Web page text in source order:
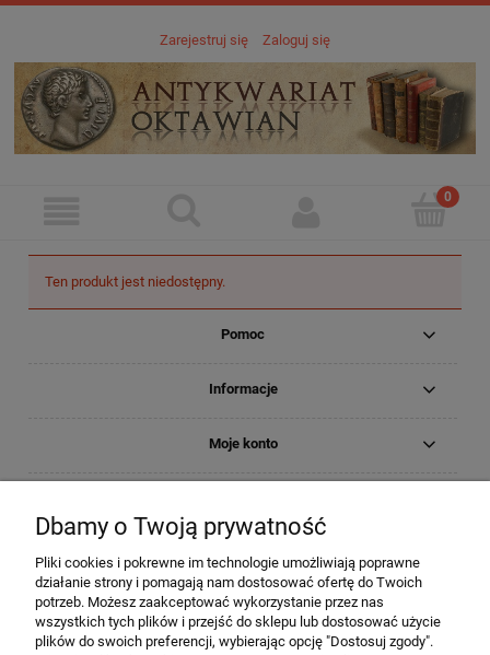
Zarejestruj się Zaloguj się
Ten produkt jest niedostępny.
Pomoc
Informacje
Moje konto
pokaż pełną wersję strony
Sklep internetowy Shoper.pl
Dbamy o Twoją prywatność
Pliki cookies i pokrewne im technologie umożliwiają poprawne
działanie strony i pomagają nam dostosować ofertę do Twoich
potrzeb. Możesz zaakceptować wykorzystanie przez nas
wszystkich tych plików i przejść do sklepu lub dostosować użycie
plików do swoich preferencji, wybierając opcję "Dostosuj zgody".